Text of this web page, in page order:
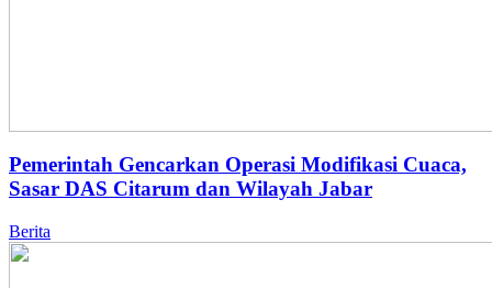
Pemerintah Gencarkan Operasi Modifikasi Cuaca,
Sasar DAS Citarum dan Wilayah Jabar
Berita